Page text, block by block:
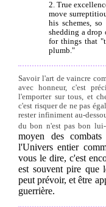
2. True
move
his schemes,
shedding a drop
for things that
plumb."
Savoir l'art de vaincre
avec honneur, c'est
l'emporter sur tous, et
c'est risquer de ne pas
rester infiniment au-
du bon n'est pas bon lui-
moyen des
l'Univers entier
vous le dire, c'est
est souvent pire que
peut prévoir, et être
guerrière.